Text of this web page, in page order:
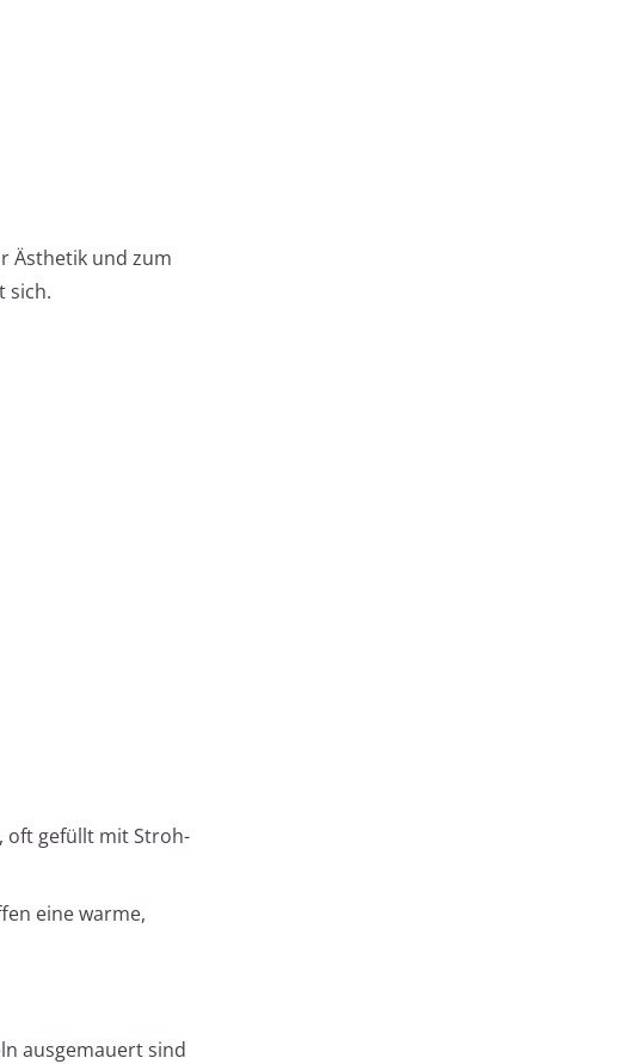
Ästhetik und zum
sich.
oft gefüllt mit Stroh-
eine warme,
ausgemauert sind